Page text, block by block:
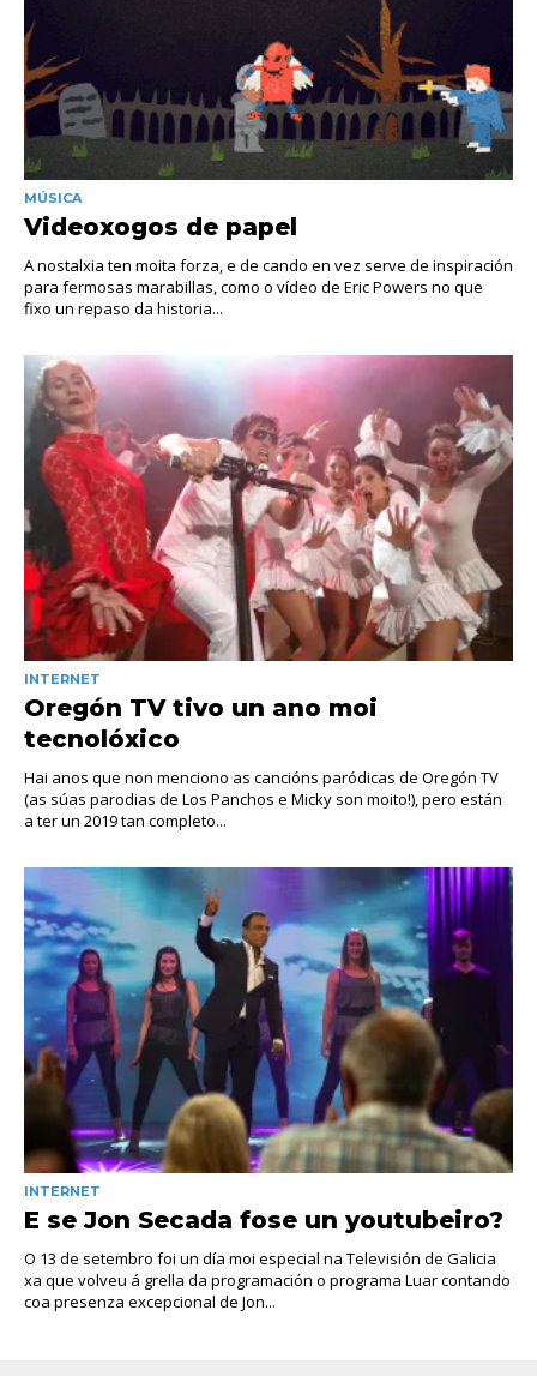
MÚSICA
Videoxogos de papel
A nostalxia ten moita forza, e de cando en vez serve de inspiración
para fermosas marabillas, como o vídeo de Eric Powers no que
fixo un repaso da historia...
INTERNET
Oregón TV tivo un ano moi
tecnolóxico
Hai anos que non menciono as cancións paródicas de Oregón TV
(as súas parodias de Los Panchos e Micky son moito!), pero están
a ter un 2019 tan completo...
INTERNET
E se Jon Secada fose un youtubeiro?
O 13 de setembro foi un día moi especial na Televisión de Galicia
xa que volveu á grella da programación o programa Luar contando
coa presenza excepcional de Jon...